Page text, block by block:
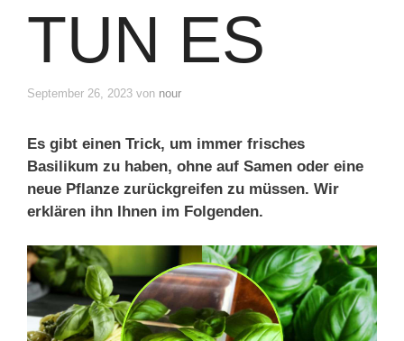
TUN ES
September 26, 2023 von nour
Es gibt einen Trick, um immer frisches
Basilikum zu haben, ohne auf Samen oder eine
neue Pflanze zurückgreifen zu müssen. Wir
erklären ihn Ihnen im Folgenden.